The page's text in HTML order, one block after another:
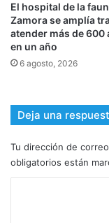
El hospital de la
Zamora se amplía
atender más de 600
en un año
6 agosto, 2026
Deja una
Tu dirección de
obligatorios están